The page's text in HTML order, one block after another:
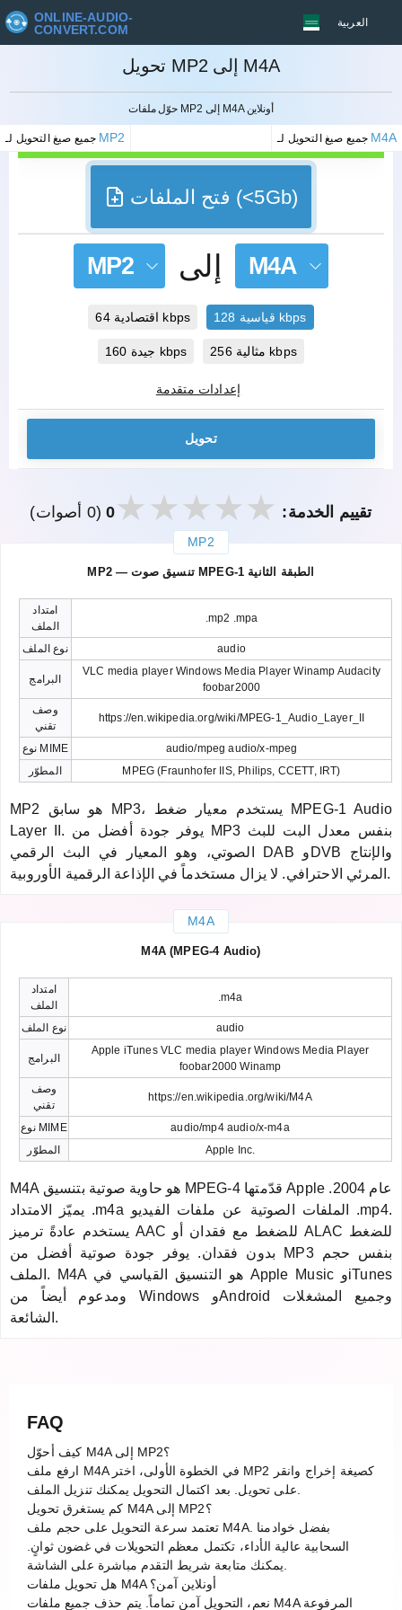
ONLINE-AUDIO-
CONVERT.COM
العربية
تحويل MP2 إلى M4A
حوّل ملفات MP2 إلى M4A أونلاين
MP2 M4A
إلغاء
فتح الملفات (<5Gb)
MP2 إلى M4A
اقتصادية 64 kbps قياسية 128 kbps
جيدة 160 kbps مثالية 256 kbps
إعدادات متقدمة
تحويل
تقييم الخدمة: 0(0 أصوات)
MP2
MP2 — تنسيق صوت MPEG-1 الطبقة الثانية
امتداد
الملف
.mp2 .mpa
نوع الملف audio
البرامج
VLC media player Windows Media Player Winamp Audacity
foobar2000
وصف
تقني
https://en.wikipedia.org/wiki/MPEG-1_Audio_Layer_II
نوع MIME
audio/mpeg audio/x-mpeg
المطوّر
MPEG (Fraunhofer IIS, Philips, CCETT, IRT)
MP2 هو سابق MP3، يستخدم معيار ضغط MPEG-1 Audio
Layer II. يوفر جودة أفضل من MP3 بنفس معدل البت للبث
الصوتي، وهو المعيار في البث الرقمي DAB وDVB والإنتاج
المرئي الاحترافي. لا يزال مستخدماً في الإذاعة الرقمية الأوروبية.
M4A
M4A (MPEG-4 Audio)
امتداد
الملف
.m4a
نوع الملف audio
البرامج
Apple iTunes VLC media player Windows Media Player
foobar2000 Winamp
وصف
تقني
https://en.wikipedia.org/wiki/M4A
نوع MIME
audio/mp4 audio/x-m4a
المطوّر
Apple Inc.
M4A هو حاوية صوتية بتنسيق MPEG-4 قدّمتها Apple عام 2004.
يميّز الامتداد .m4a الملفات الصوتية عن ملفات الفيديو .mp4.
يستخدم عادةً ترميز AAC للضغط مع فقدان أو ALAC للضغط
بدون فقدان. يوفر جودة صوتية أفضل من MP3 بنفس حجم
الملف. M4A هو التنسيق القياسي في Apple Music وiTunes
ومدعوم أيضاً من Windows وAndroid وجميع المشغلات
الشائعة.
FAQ
كيف أحوّل M4A إلى MP2؟
ارفع ملف M4A في الخطوة الأولى، اختر MP2 كصيغة إخراج وانقر
كم يستغرق تحويل M4A إلى MP2؟
تعتمد سرعة التحويل على حجم ملف M4A. بفضل خوادمنا
السحابية عالية الأداء، تكتمل معظم التحويلات في غضون ثوانٍ.
هل تحويل ملفات M4A أونلاين آمن؟
نعم، التحويل آمن تماماً. يتم حذف جميع ملفات M4A المرفوعة